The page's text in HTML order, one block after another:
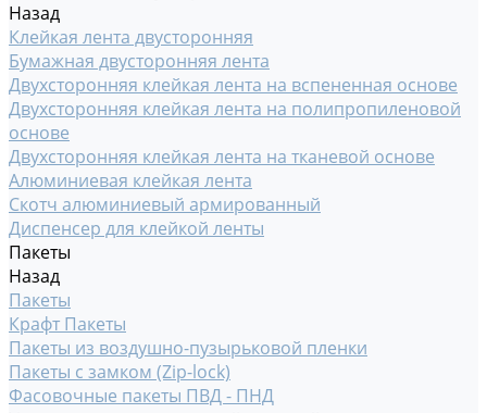
Назад
Клейкая лента двусторонняя
Бумажная двусторонняя лента
Двухсторонняя клейкая лента на вспененная основе
Двухсторонняя клейкая лента на полипропиленовой
основе
Двухсторонняя клейкая лента на тканевой основе
Алюминиевая клейкая лента
Скотч алюминиевый армированный
Диспенсер для клейкой ленты
Пакеты
Назад
Пакеты
Крафт Пакеты
Пакеты из воздушно-пузырьковой пленки
Пакеты с замком (Zip-lock)
Фасовочные пакеты ПВД - ПНД